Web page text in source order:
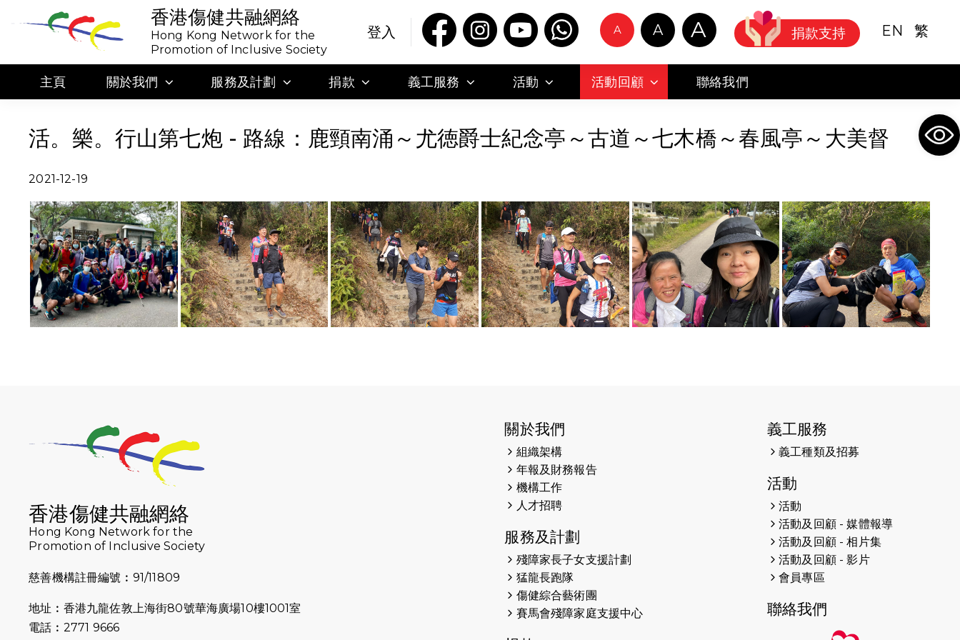
香港傷健共融網絡
Hong Kong Network for the
Promotion of Inclusive Society
登入 A A A 捐款支持 EN 繁
主頁 關於我們 服務及計劃 捐款 義工服務 活動 活動回顧 聯絡我們
活。樂。行山第七炮 - 路線：鹿頸南涌～尤徳爵士紀念亭～古道～七木橋～春風亭～大美督
2021-12-19
香港傷健共融網絡
Hong Kong Network for the
Promotion of Inclusive Society
慈善機構註冊編號︰91/11809
地址︰香港九龍佐敦上海街80號華海廣場10樓1001室
電話︰2771 9666
關於我們
組織架構
年報及財務報告
機構工作
人才招聘
服務及計劃
殘障家長子女支援計劃
猛龍長跑隊
傷健綜合藝術團
賽馬會殘障家庭支援中心
義工服務
義工種類及招募
活動
活動
活動及回顧 - 媒體報導
活動及回顧 - 相片集
活動及回顧 - 影片
會員專區
聯絡我們